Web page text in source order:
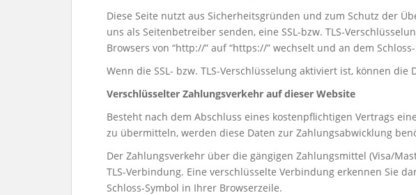
Diese Seite nutzt aus Sicherheitsgründen und zum Schutz der
uns als Seitenbetreiber senden, eine SSL-bzw. TLS-
Browsers von “http://” auf “https://” wechselt und an dem
Wenn die SSL- bzw. TLS-Verschlüsselung aktiviert ist, können
Verschlüsselter Zahlungsverkehr auf dieser Website
Besteht nach dem Abschluss eines kostenpflichtigen Vertrags
zu übermitteln, werden diese Daten zur Zahlungsabwicklung
Der Zahlungsverkehr über die gängigen Zahlungsmittel (Visa/
TLS-Verbindung. Eine verschlüsselte Verbindung erkennen Sie
Schloss-Symbol in Ihrer Browserzeile.